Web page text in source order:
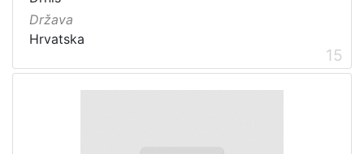
Država
Hrvatska
15